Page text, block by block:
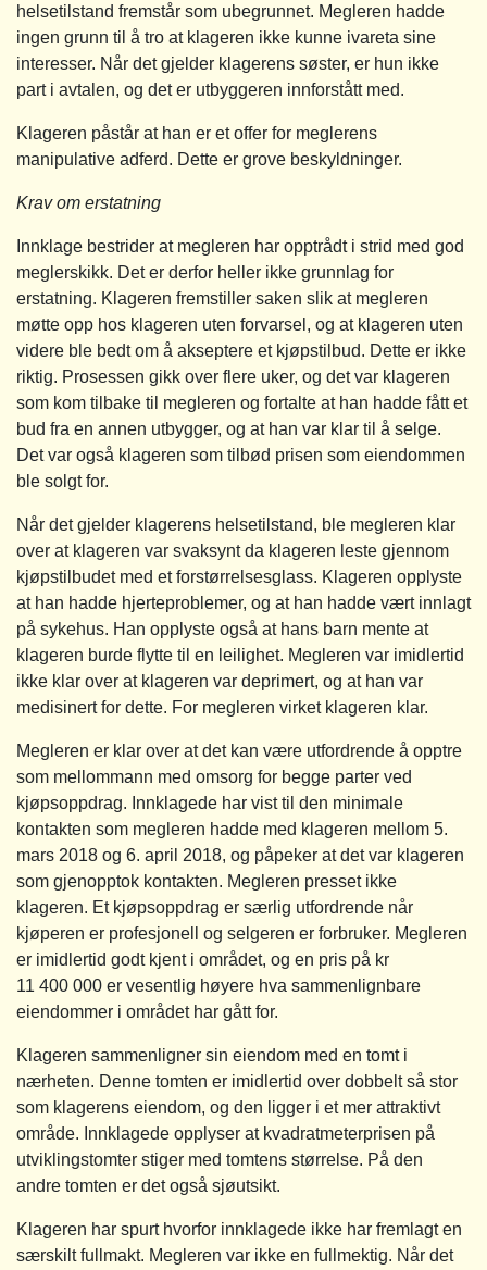
helsetilstand fremstår som ubegrunnet. Megleren hadde
ingen grunn til å tro at klageren ikke kunne ivareta sine
interesser. Når det gjelder klagerens søster, er hun ikke
part i avtalen, og det er utbyggeren innforstått med.
Klageren påstår at han er et offer for meglerens
manipulative adferd. Dette er grove beskyldninger.
Krav om erstatning
Innklage bestrider at megleren har opptrådt i strid med god
meglerskikk. Det er derfor heller ikke grunnlag for
erstatning. Klageren fremstiller saken slik at megleren
møtte opp hos klageren uten forvarsel, og at klageren uten
videre ble bedt om å akseptere et kjøpstilbud. Dette er ikke
riktig. Prosessen gikk over flere uker, og det var klageren
som kom tilbake til megleren og fortalte at han hadde fått et
bud fra en annen utbygger, og at han var klar til å selge.
Det var også klageren som tilbød prisen som eiendommen
ble solgt for.
Når det gjelder klagerens helsetilstand, ble megleren klar
over at klageren var svaksynt da klageren leste gjennom
kjøpstilbudet med et forstørrelsesglass. Klageren opplyste
at han hadde hjerteproblemer, og at han hadde vært innlagt
på sykehus. Han opplyste også at hans barn mente at
klageren burde flytte til en leilighet. Megleren var imidlertid
ikke klar over at klageren var deprimert, og at han var
medisinert for dette. For megleren virket klageren klar.
Megleren er klar over at det kan være utfordrende å opptre
som mellommann med omsorg for begge parter ved
kjøpsoppdrag. Innklagede har vist til den minimale
kontakten som megleren hadde med klageren mellom 5.
mars 2018 og 6. april 2018, og påpeker at det var klageren
som gjenopptok kontakten. Megleren presset ikke
klageren. Et kjøpsoppdrag er særlig utfordrende når
kjøperen er profesjonell og selgeren er forbruker. Megleren
er imidlertid godt kjent i området, og en pris på kr
11 400 000 er vesentlig høyere hva sammenlignbare
eiendommer i området har gått for.
Klageren sammenligner sin eiendom med en tomt i
nærheten. Denne tomten er imidlertid over dobbelt så stor
som klagerens eiendom, og den ligger i et mer attraktivt
område. Innklagede opplyser at kvadratmeterprisen på
utviklingstomter stiger med tomtens størrelse. På den
andre tomten er det også sjøutsikt.
Klageren har spurt hvorfor innklagede ikke har fremlagt en
særskilt fullmakt. Megleren var ikke en fullmektig. Når det